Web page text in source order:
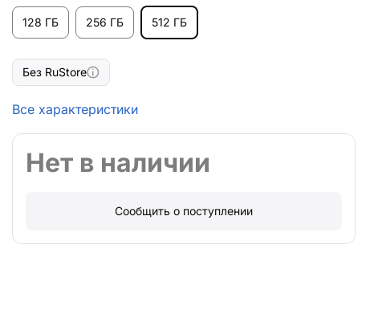
128 ГБ 256 ГБ 512 ГБ
Без RuStore
Все характеристики
Нет в наличии
Сообщить о поступлении